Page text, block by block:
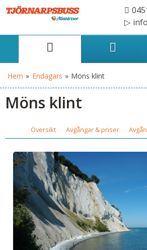
Hem » Endagars » Möns klint
Möns klint
Översikt Avgångar & priser